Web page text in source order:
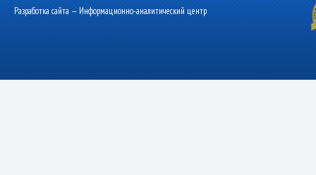
Разработка сайта — Информационно-аналитический центр